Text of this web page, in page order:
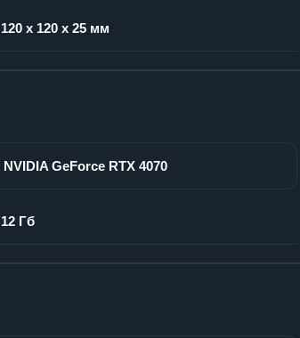
120 x 120 x 25 мм
NVIDIA GeForce RTX 4070
12 Гб